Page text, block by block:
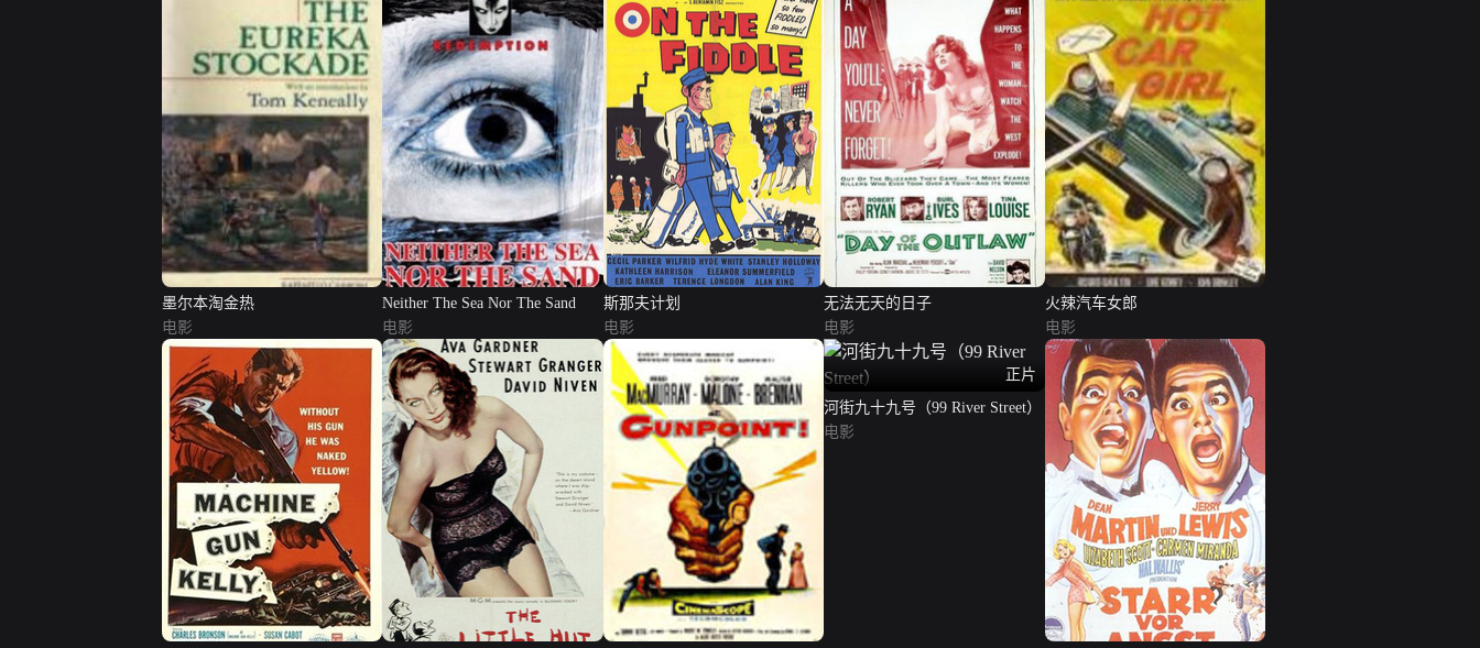
墨尔本淘金热
电影
Neither The Sea Nor The Sand
电影
斯那夫计划
电影
无法无天的日子
电影
火辣汽车女郎
电影
正片
河街九十九号（99 River Street）
电影